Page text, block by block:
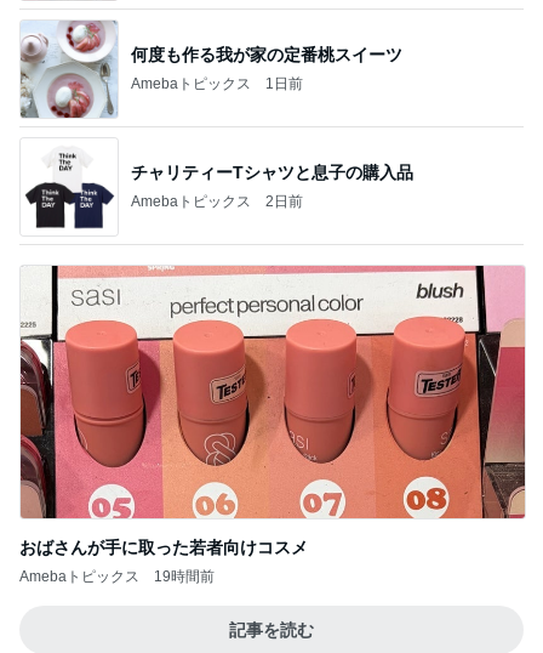
何度も作る我が家の定番桃スイーツ
Amebaトピックス 1日前
チャリティーTシャツと息子の購入品
Amebaトピックス 2日前
おばさんが手に取った若者向けコスメ
Amebaトピックス 19時間前
記事を読む